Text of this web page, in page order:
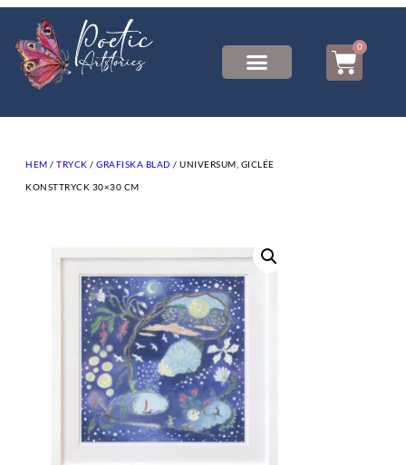
0
HEM / TRYCK / GRAFISKA BLAD / UNIVERSUM, GICLÉE
KONSTTRYCK 30×30 CM